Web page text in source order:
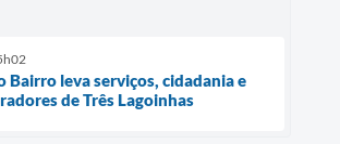
Bairro leva serviços, cidadania e
de Três Lagoinhas